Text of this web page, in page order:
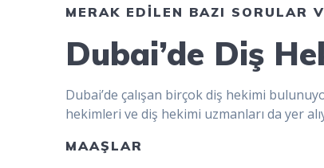
MERAK EDİLEN BAZI SORULAR
Dubai’de Diş
Dubai’de çalışan birçok diş hekimi
hekimleri ve diş hekimi uzmanları da yer
MAAŞLAR